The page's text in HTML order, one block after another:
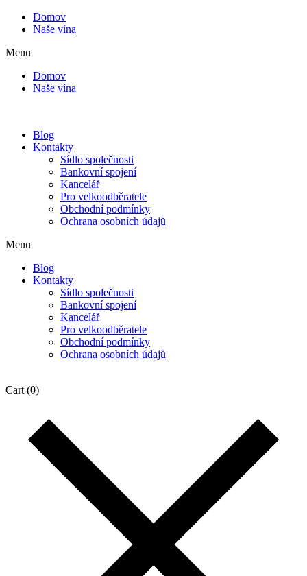
Domov
Naše vína
Menu
Domov
Naše vína
Blog
Kontakty
Sídlo společnosti
Bankovní spojení
Kancelář
Pro velkoodběratele
Obchodní podmínky
Ochrana osobních údajů
Menu
Blog
Kontakty
Sídlo společnosti
Bankovní spojení
Kancelář
Pro velkoodběratele
Obchodní podmínky
Ochrana osobních údajů
Cart (0)